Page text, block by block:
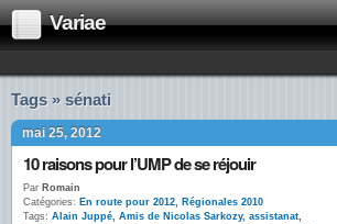
Variae
Tags » sénati
mai 25, 2012
10 raisons pour l’UMP de se réjouir
Par Romain
Catégories: En route pour 2012, Régionales 2010
Tags: Alain Juppé, Amis de Nicolas Sarkozy, assistanat,